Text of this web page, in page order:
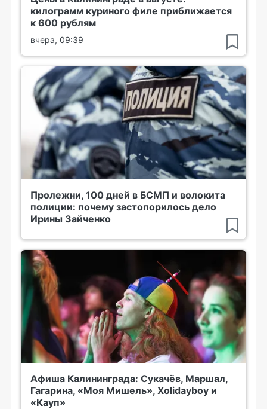
килограмм куриного филе приближается
к 600 рублям
вчера, 09:39
Пролежни, 100 дней в БСМП и волокита
полиции: почему застопорилось дело
Ирины Зайченко
Афиша Калининграда: Сукачёв, Маршал,
Гагарина, «Моя Мишель», Xolidayboy и
«Кауп»